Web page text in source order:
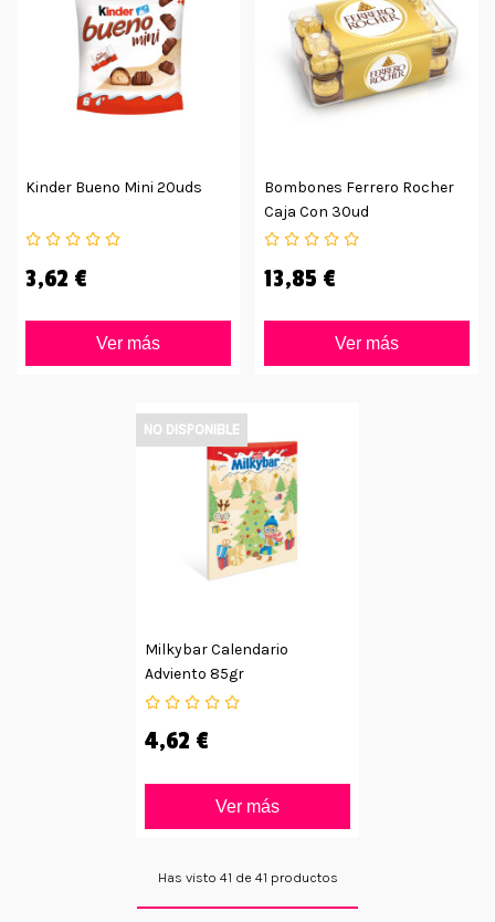
Kinder Bueno Mini 20uds
3,62 €
Ver más
Bombones Ferrero Rocher
Caja Con 30ud
13,85 €
Ver más
Milkybar Calendario
Adviento 85gr
4,62 €
Ver más
NO DISPONIBLE
Has visto 41 de 41 productos